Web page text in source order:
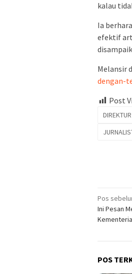
kalau
Ia
efektif
Melansir
dengan-
Post
pos
Pos
Ini Pesan
POS